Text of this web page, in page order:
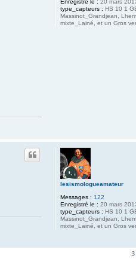
type_capteurs : HS 10 1
Massinot_Grandjean,
mixte_Lainé, et un Gros
lesismologueamateur
Messages : 122
Enregistré le : 20 mars
type_capteurs : HS 10 1
Massinot_Grandjean,
mixte_Lainé, et un Gros
3